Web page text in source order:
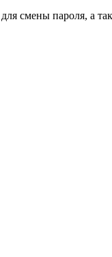
для смены пароля, а